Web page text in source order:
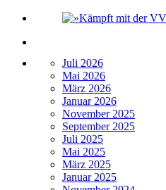
Juli 2026
Mai 2026
März 2026
Januar 2026
November 2025
September 2025
Juli 2025
Mai 2025
März 2025
Januar 2025